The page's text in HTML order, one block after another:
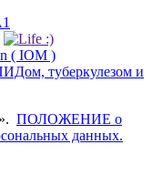
ПОЛОЖЕНИЕ о
данных.